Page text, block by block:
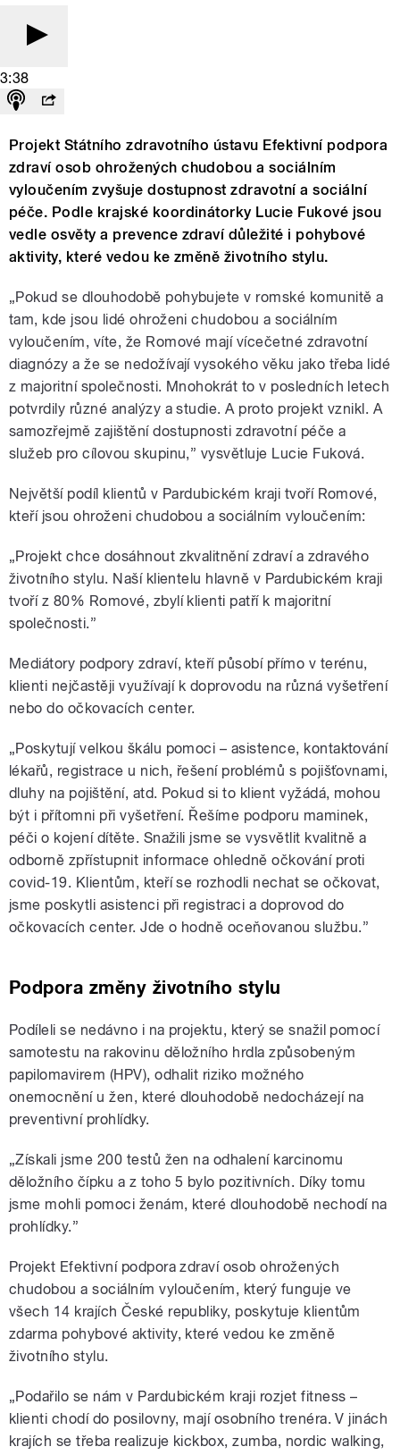
3:38
Projekt Státního zdravotního ústavu Efektivní podpora
zdraví osob ohrožených chudobou a sociálním
vyloučením zvyšuje dostupnost zdravotní a sociální
péče. Podle krajské koordinátorky Lucie Fukové jsou
vedle osvěty a prevence zdraví důležité i pohybové
aktivity, které vedou ke změně životního stylu.
„Pokud se dlouhodobě pohybujete v romské komunitě a
tam, kde jsou lidé ohroženi chudobou a sociálním
vyloučením, víte, že Romové mají vícečetné zdravotní
diagnózy a že se nedožívají vysokého věku jako třeba lidé
z majoritní společnosti. Mnohokrát to v posledních letech
potvrdily různé analýzy a studie. A proto projekt vznikl. A
samozřejmě zajištění dostupnosti zdravotní péče a
služeb pro cílovou skupinu,” vysvětluje Lucie Fuková.
Největší podíl klientů v Pardubickém kraji tvoří Romové,
kteří jsou ohroženi chudobou a sociálním vyloučením:
„Projekt chce dosáhnout zkvalitnění zdraví a zdravého
životního stylu. Naší klientelu hlavně v Pardubickém kraji
tvoří z 80% Romové, zbylí klienti patří k majoritní
společnosti.”
Mediátory podpory zdraví, kteří působí přímo v terénu,
klienti nejčastěji využívají k doprovodu na různá vyšetření
nebo do očkovacích center.
„Poskytují velkou škálu pomoci – asistence, kontaktování
lékařů, registrace u nich, řešení problémů s pojišťovnami,
dluhy na pojištění, atd. Pokud si to klient vyžádá, mohou
být i přítomni při vyšetření. Řešíme podporu maminek,
péči o kojení dítěte. Snažili jsme se vysvětlit kvalitně a
odborně zpřístupnit informace ohledně očkování proti
covid-19. Klientům, kteří se rozhodli nechat se očkovat,
jsme poskytli asistenci při registraci a doprovod do
očkovacích center. Jde o hodně oceňovanou službu.”
Podpora změny životního stylu
Podíleli se nedávno i na projektu, který se snažil pomocí
samotestu na rakovinu děložního hrdla způsobeným
papilomavirem (HPV), odhalit riziko možného
onemocnění u žen, které dlouhodobě nedocházejí na
preventivní prohlídky.
„Získali jsme 200 testů žen na odhalení karcinomu
děložního čípku a z toho 5 bylo pozitivních. Díky tomu
jsme mohli pomoci ženám, které dlouhodobě nechodí na
prohlídky.”
Projekt Efektivní podpora zdraví osob ohrožených
chudobou a sociálním vyloučením, který funguje ve
všech 14 krajích České republiky, poskytuje klientům
zdarma pohybové aktivity, které vedou ke změně
životního stylu.
„Podařilo se nám v Pardubickém kraji rozjet fitness –
klienti chodí do posilovny, mají osobního trenéra. V jinách
krajích se třeba realizuje kickbox, zumba, nordic walking,